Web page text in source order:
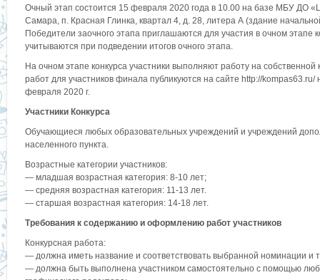
Очный этап состоится 15 февраля 2020 года в 10.00 на базе МБУ ДО
Самара, п. Красная Глинка, квартал 4, д. 28, литера А (здание
Победители заочного этапа приглашаются для участия в очном этапе
учитываются при подведении итогов очного этапа.
На очном этапе конкурса участники выполняют работу на
работ для участников финала публикуются на сайте http://kompas63.ru/
февраля 2020 г.
Участники Конкурса
Обучающиеся любых образовательных учреждений и учреждений
населенного пункта.
Возрастные категории участников:
— младшая возрастная категория: 8-10 лет;
— средняя возрастная категория: 11-13 лет.
— старшая возрастная категория: 14-18 лет.
Требования к содержанию и оформлению работ участников
Конкурсная работа:
— должна иметь название и соответствовать выбранной номинации и
— должна быть выполнена участником самостоятельно с помощью